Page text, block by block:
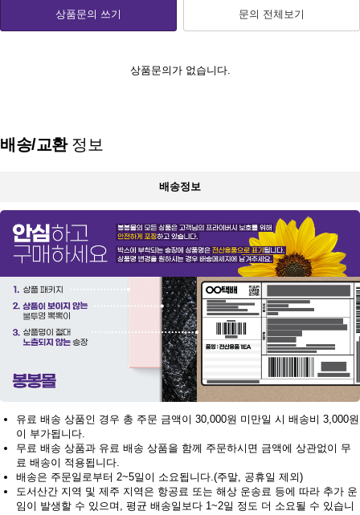
상품문의 쓰기 문의 전체보기
상품문의가 없습니다.
배송/교환정보
배송정보
유료 배송 상품인 경우 총 주문 금액이 30,000원 미만일 시 배송비 3,000원
이 부가됩니다.
무료 배송 상품과 유료 배송 상품을 함께 주문하시면 금액에 상관없이 무
료 배송이 적용됩니다.
배송은 주문일로부터 2~5일이 소요됩니다.(주말, 공휴일 제외)
도서산간 지역 및 제주 지역은 항공료 또는 해상 운송료 등에 따라 추가 운
임이 발생할 수 있으며, 평균 배송일보다 1~2일 정도 더 소요될 수 있습니